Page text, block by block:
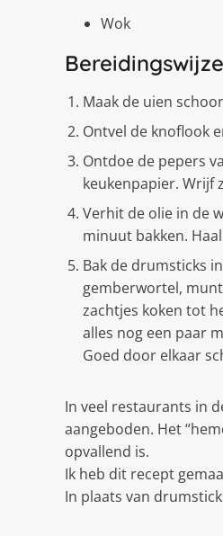
Wok
Bereidingswijze
Maak de uien
Ontvel de knoflook
Ontdoe de pepers
keukenpapier. Wrijf
Verhit de olie in de
minuut bakken.
Bak de drumsticks
gemberwortel,
zachtjes koken tot
alles nog een paar
Goed door elkaar
In veel restaurants in
aangeboden. Het
opvallend is.
Ik heb dit recept
In plaats van